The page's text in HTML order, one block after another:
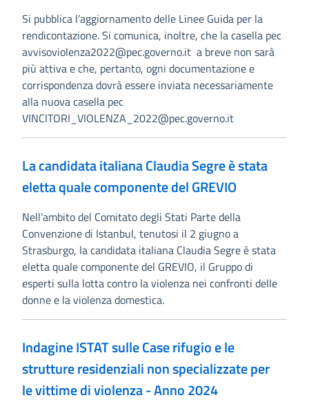
Si pubblica l’aggiornamento delle Linee Guida per la
rendicontazione. Si comunica, inoltre, che la casella pec
avvisoviolenza2022@pec.governo.it a breve non sarà
più attiva e che, pertanto, ogni documentazione e
corrispondenza dovrà essere inviata necessariamente
alla nuova casella pec
VINCITORI_VIOLENZA_2022@pec.governo.it
La candidata italiana Claudia Segre è stata
eletta quale componente del GREVIO
Nell’ambito del Comitato degli Stati Parte della
Convenzione di Istanbul, tenutosi il 2 giugno a
Strasburgo, la candidata italiana Claudia Segre è stata
eletta quale componente del GREVIO, il Gruppo di
esperti sulla lotta contro la violenza nei confronti delle
donne e la violenza domestica.
Indagine ISTAT sulle Case rifugio e le
strutture residenziali non specializzate per
le vittime di violenza - Anno 2024